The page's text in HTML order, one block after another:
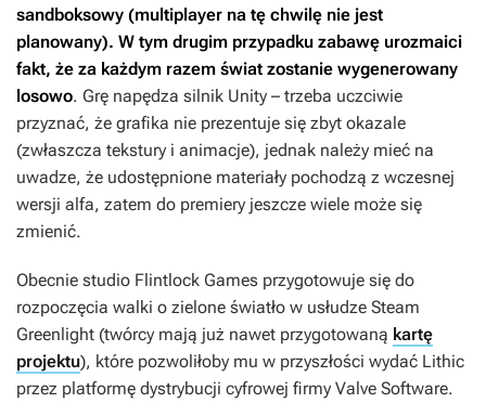
sandboksowy (multiplayer na tę chwilę nie jest
planowany). W tym drugim przypadku zabawę urozmaici
fakt, że za każdym razem świat zostanie wygenerowany
losowo. Grę napędza silnik Unity – trzeba uczciwie
przyznać, że grafika nie prezentuje się zbyt okazale
(zwłaszcza tekstury i animacje), jednak należy mieć na
uwadze, że udostępnione materiały pochodzą z wczesnej
wersji alfa, zatem do premiery jeszcze wiele może się
zmienić.
Obecnie studio Flintlock Games przygotowuje się do
rozpoczęcia walki o zielone światło w usłudze Steam
Greenlight (twórcy mają już nawet przygotowaną kartę
projektu), które pozwoliłoby mu w przyszłości wydać Lithic
przez platformę dystrybucji cyfrowej firmy Valve Software.